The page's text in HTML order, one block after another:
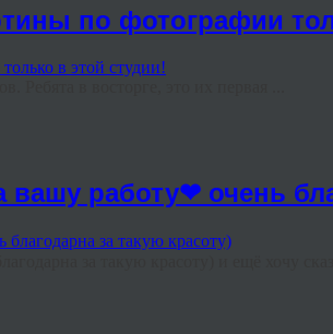
по фотографии
вашу работу❤ очень